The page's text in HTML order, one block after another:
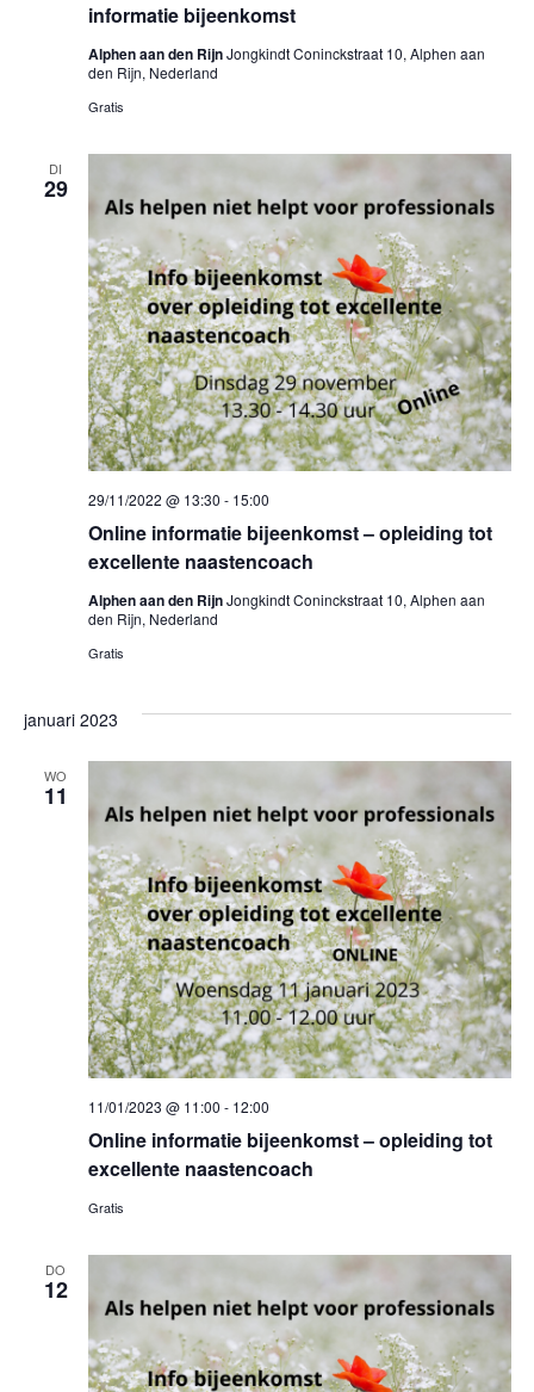
informatie bijeenkomst
Alphen aan den RijnJongkindt Coninckstraat 10, Alphen aan
den Rijn, Nederland
Gratis
DI
29
Online informatie bijeenkomst – opleiding tot
excellente naastencoach
29/11/2022 @ 13:30 - 15:00
Alphen aan den RijnJongkindt Coninckstraat 10, Alphen aan
den Rijn, Nederland
Gratis
januari 2023
WO
11
Online informatie bijeenkomst – opleiding tot
excellente naastencoach
11/01/2023 @ 11:00 - 12:00
Gratis
DO
12